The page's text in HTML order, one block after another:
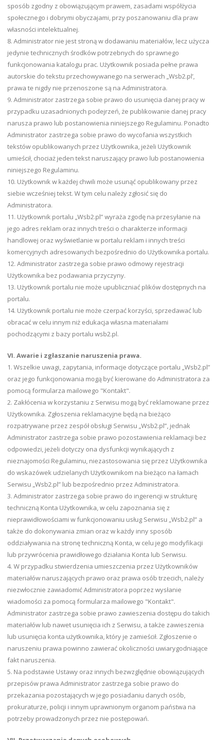
sposób zgodny z obowiązującym prawem, zasadami współżycia
społecznego i dobrymi obyczajami, przy poszanowaniu dla praw
własności intelektualnej.
8. Administrator nie jest stroną w dodawaniu materiałów, lecz użycza
jedynie technicznych środków potrzebnych do sprawnego
funkcjonowania katalogu prac. Użytkownik posiada pełne prawa
autorskie do tekstu przechowywanego na serwerach „Wsb2.pl’,
prawa te nigdy nie przenoszone są na Administratora.
9. Administrator zastrzega sobie prawo do usunięcia danej pracy w
przypadku uzasadnionych podejrzeń, że publikowanie danej pracy
narusza prawo lub postanowienia niniejszego Regulaminu. Ponadto
Administrator zastrzega sobie prawo do wycofania wszystkich
tekstów opublikowanych przez Użytkownika, jeżeli Użytkownik
umieścił, chociaż jeden tekst naruszający prawo lub postanowienia
niniejszego Regulaminu.
10. Użytkownik w każdej chwili może usunąć opublikowany przez
siebie wcześniej tekst. W tym celu należy zgłosić się do
Administratora.
11. Użytkownik portalu „Wsb2.pl” wyraża zgodę na przesyłanie na
jego adres reklam oraz innych treści o charakterze informacji
handlowej oraz wyświetlanie w portalu reklam i innych treści
komercyjnych adresowanych bezpośrednio do Użytkownika portalu.
12. Administrator zastrzega sobie prawo odmowy rejestracji
Użytkownika bez podawania przyczyny.
13. Użytkownik portalu nie może upubliczniać plików dostępnych na
portalu.
14. Użytkownik portalu nie może czerpać korzyści, sprzedawać lub
obracać w celu innym niż edukacja własna materiałami
pochodzącymi z bazy portalu wsb2.pl.
VI. Awarie i zgłaszanie naruszenia prawa.
1. Wszelkie uwagi, zapytania, informacje dotyczące portalu „Wsb2.pl”
oraz jego funkcjonowania mogą być kierowane do Administratora za
pomocą formularza mailowego "Kontakt".
2. Zakłócenia w korzystaniu z Serwisu mogą być reklamowane przez
Użytkownika. Zgłoszenia reklamacyjne będą na bieżąco
rozpatrywane przez zespół obsługi Serwisu „Wsb2.pl”, jednak
Administrator zastrzega sobie prawo pozostawienia reklamacji bez
odpowiedzi, jeżeli dotyczy ona dysfunkcji wynikających z
nieznajomości Regulaminu, niezastosowania się przez Użytkownika
do wskazówek udzielanych Użytkownikom na bieżąco na łamach
Serwisu „Wsb2.pl” lub bezpośrednio przez Administratora.
3. Administrator zastrzega sobie prawo do ingerencji w strukturę
techniczną Konta Użytkownika, w celu zapoznania się z
nieprawidłowościami w funkcjonowaniu usług Serwisu „Wsb2.pl” a
także do dokonywania zmian oraz w każdy inny sposób
oddziaływania na stronę techniczną Konta, w celu jego modyfikacji
lub przywrócenia prawidłowego działania Konta lub Serwisu.
4. W przypadku stwierdzenia umieszczenia przez Użytkowników
materiałów naruszających prawo oraz prawa osób trzecich, należy
niezwłocznie zawiadomić Administratora poprzez wysłanie
wiadomości za pomocą formularza mailowego "Kontakt".
Administrator zastrzega sobie prawo zawieszenia dostępu do takich
materiałów lub nawet usunięcia ich z Serwisu, a także zawieszenia
lub usunięcia konta użytkownika, który je zamieścił. Zgłoszenie o
naruszeniu prawa powinno zawierać okoliczności uwiarygodniające
fakt naruszenia.
5. Na podstawie Ustawy oraz innych bezwzględnie obowiązujących
przepisów prawa Administrator zastrzega sobie prawo do
przekazania pozostających w jego posiadaniu danych osób,
prokuraturze, policji i innym uprawnionym organom państwa na
potrzeby prowadzonych przez nie postępowań.